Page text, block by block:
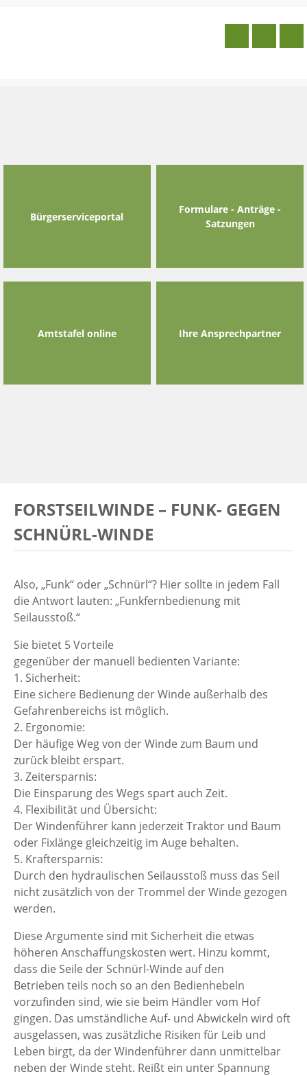
Bürgerserviceportal
Formulare - Anträge -
Satzungen
Amtstafel online Ihre Ansprechpartner
FORSTSEILWINDE – FUNK- GEGEN
SCHNÜRL-WINDE
Also, „Funk“ oder „Schnürl“? Hier sollte in jedem Fall
die Antwort lauten: „Funkfernbedienung mit
Seilausstoß.“
Sie bietet 5 Vorteile
gegenüber der manuell bedienten Variante:
1. Sicherheit:
Eine sichere Bedienung der Winde außerhalb des
Gefahrenbereichs ist möglich.
2. Ergonomie:
Der häufige Weg von der Winde zum Baum und
zurück bleibt erspart.
3. Zeitersparnis:
Die Einsparung des Wegs spart auch Zeit.
4. Flexibilität und Übersicht:
Der Windenführer kann jederzeit Traktor und Baum
oder Fixlänge gleichzeitig im Auge behalten.
5. Kraftersparnis:
Durch den hydraulischen Seilausstoß muss das Seil
nicht zusätzlich von der Trommel der Winde gezogen
werden.
Diese Argumente sind mit Sicherheit die etwas
höheren Anschaffungskosten wert. Hinzu kommt,
dass die Seile der Schnürl-Winde auf den
Betrieben teils noch so an den Bedienhebeln
vorzufinden sind, wie sie beim Händler vom Hof
gingen. Das umständliche Auf- und Abwickeln wird oft
ausgelassen, was zusätzliche Risiken für Leib und
Leben birgt, da der Windenführer dann unmittelbar
neben der Winde steht. Reißt ein unter Spannung